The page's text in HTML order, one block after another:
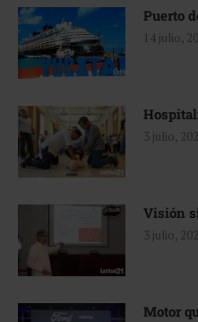
Puerto
14 julio,
3 julio,
Visión
3 julio,
Motor